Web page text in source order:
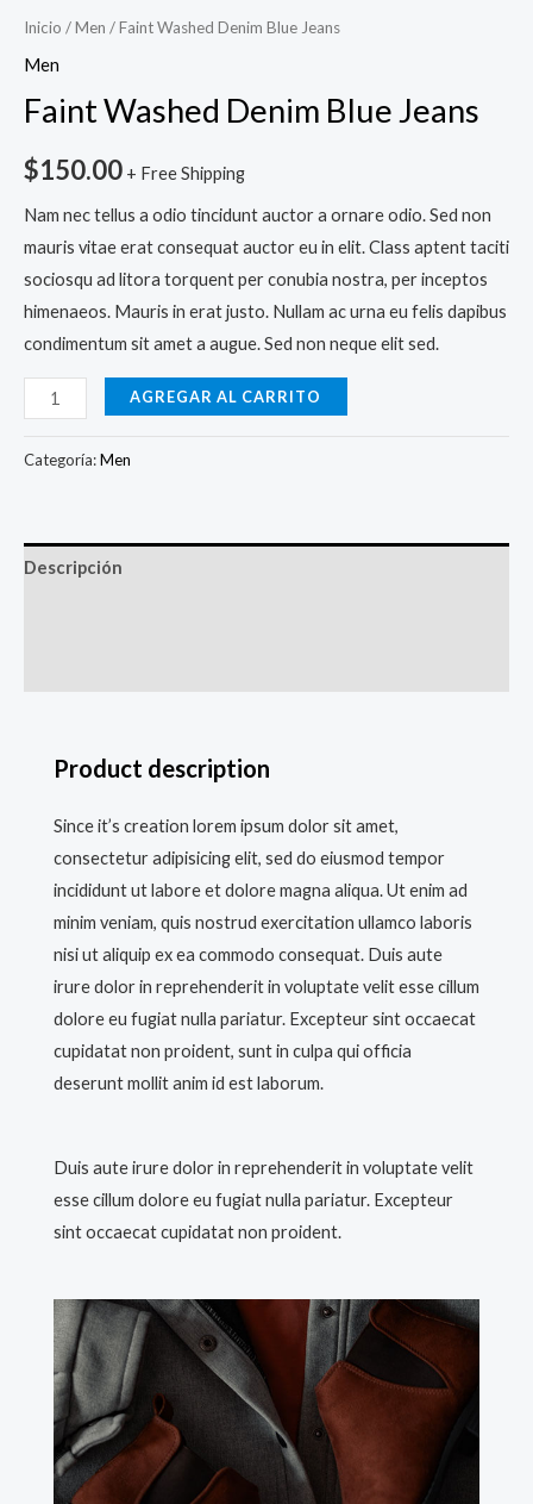
Inicio /Men / Faint Washed Denim Blue Jeans
Men
Faint Washed Denim Blue Jeans
$150.00 + Free Shipping
Nam nec tellus a odio tincidunt auctor a ornare odio. Sed non
mauris vitae erat consequat auctor eu in elit. Class aptent taciti
sociosqu ad litora torquent per conubia nostra, per inceptos
himenaeos. Mauris in erat justo. Nullam ac urna eu felis dapibus
condimentum sit amet a augue. Sed non neque elit sed.
AGREGAR AL CARRITO
Categoría:Men
Descripción
Product description
Since it’s creation lorem ipsum dolor sit amet,
consectetur adipisicing elit, sed do eiusmod tempor
incididunt ut labore et dolore magna aliqua. Ut enim ad
minim veniam, quis nostrud exercitation ullamco laboris
nisi ut aliquip ex ea commodo consequat. Duis aute
irure dolor in reprehenderit in voluptate velit esse cillum
dolore eu fugiat nulla pariatur. Excepteur sint occaecat
cupidatat non proident, sunt in culpa qui officia
deserunt mollit anim id est laborum.
Duis aute irure dolor in reprehenderit in voluptate velit
esse cillum dolore eu fugiat nulla pariatur. Excepteur
sint occaecat cupidatat non proident.